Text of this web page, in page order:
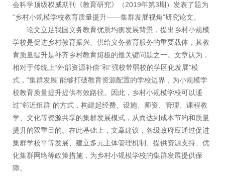
会科学顶级权威期刊《教育研究》（2019年第3期）发表了题为
“乡村小规模学校教育质量提升——集群发展视角”研究论文。
论文立足我国义务教育优质均衡发展背景，提出乡村小规模
学校是促进乡村教育振兴、供给义务教育服务的重要载体，其教
育质量提升是补齐乡村教育短板的最关键问题之一。文章认为，
相对于传统上“外部资源补偿”和“强校带弱校的学区化发展”模
式，“集群发展”能够打破教育资源配置的学校边界，为小规模学
校教育质量提升提供有效路径。因此，乡村小规模学校可以通
过“邻近组群”的方式，构建起经费、设施、师资、管理、课程教
学、文化等资源共享的集群发展模式，从而达到成本节约和质量
提升的双重目的。在此基础上，文章建议，各级政府应通过促进
集群学校平等发展、建立多元主体管理机制、提供资源支持、优
化集群网络等政策措施，为乡村小规模学校的集群发展提供保
障。